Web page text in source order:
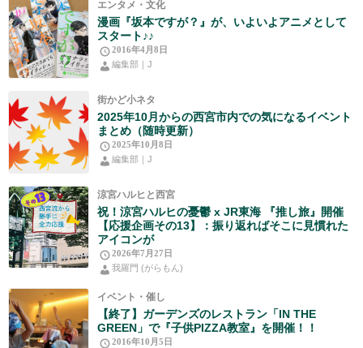
エンタメ・文化
漫画『坂本ですが？』が、いよいよアニメとして
スタート♪♪
2016年4月8日
編集部｜J
街かど小ネタ
2025年10月からの西宮市内での気になるイベント
まとめ（随時更新）
2025年10月8日
編集部｜J
涼宮ハルヒと西宮
祝！涼宮ハルヒの憂鬱 x JR東海 『推し旅』開催
【応援企画その13】：振り返ればそこに見慣れた
アイコンが
2026年7月27日
我羅門 (がらもん)
イベント・催し
【終了】ガーデンズのレストラン「IN THE
GREEN」で『子供PIZZA教室』を開催！！
2016年10月5日